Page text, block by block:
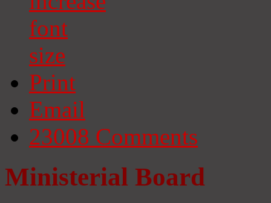
Print
Email
23008 Comments
Ministerial Board